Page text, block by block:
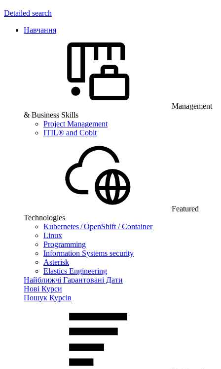
Detailed search
Навчання
Management
& Business Skills
Project Management
ITIL® and Cobit
Featured
Technologies
Kubernetes / OpenShift / Container
Linux
Programming
Information Systems security
Asterisk
Elastics Engineering
Найближчі Гарантовані Дати
Нові Курси
Пошук Курсів